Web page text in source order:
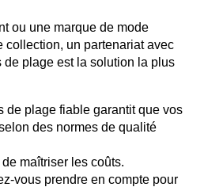
ou une marque de mode
collection, un partenariat avec
de plage est la solution la plus
de plage fiable garantit que vos
des normes de qualité
maîtriser les coûts.
vous prendre en compte pour